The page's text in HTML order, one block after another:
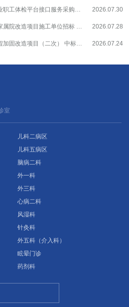
台接口服务采购项目 竞争性谈判公告 2026.07.30
项目施工单位招标 中标候选人公示 2026.07.28
造项目（二次） 中标结果公告 2026.07.24
室
儿科二病区
儿科五病区
脑病二科
外一科
外三科
心病二科
风湿科
针灸科
外五科（介入科）
眩晕门诊
药剂科